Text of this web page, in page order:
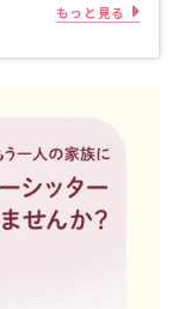
もっと見る